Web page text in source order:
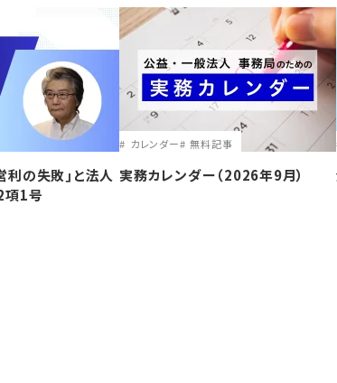
利の失敗｣と法人
項1号
カレンダー 無料記事
実務カレンダー（2026年9月）